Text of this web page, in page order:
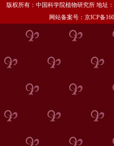
版权所有：中国科学院植物研究所 地址
网站备案号：京ICP备